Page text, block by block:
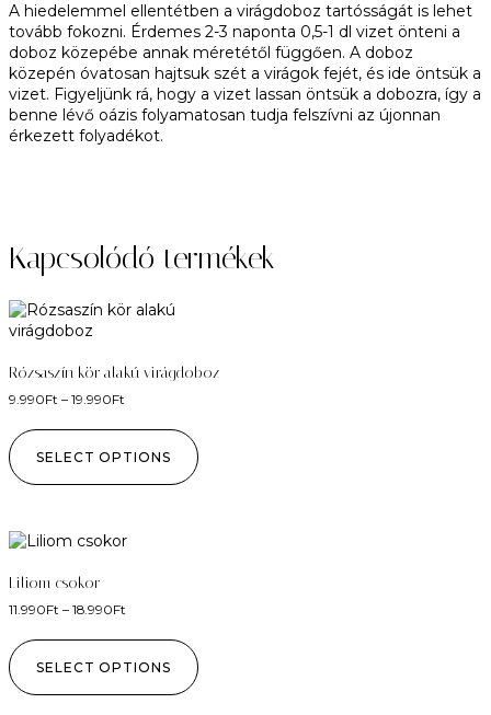
A hiedelemmel ellentétben a virágdoboz tartósságát is lehet
tovább fokozni. Érdemes 2-3 naponta 0,5-1 dl vizet önteni a
doboz közepébe annak méretétől függően. A doboz
közepén óvatosan hajtsuk szét a virágok fejét, és ide öntsük a
vizet. Figyeljünk rá, hogy a vizet lassan öntsük a dobozra, így a
benne lévő oázis folyamatosan tudja felszívni az újonnan
érkezett folyadékot.
Kapcsolódó termékek
Rózsaszín kör alakú virágdoboz
9.990Ft – 19.990Ft
SELECT OPTIONS
Liliom csokor
11.990Ft – 18.990Ft
SELECT OPTIONS